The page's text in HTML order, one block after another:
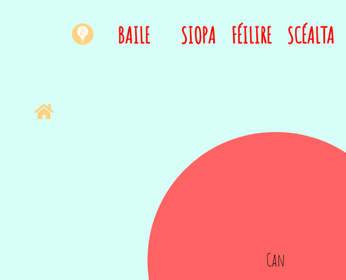
BAILE SIOPA FÉILIRE SCÉALTA
Can